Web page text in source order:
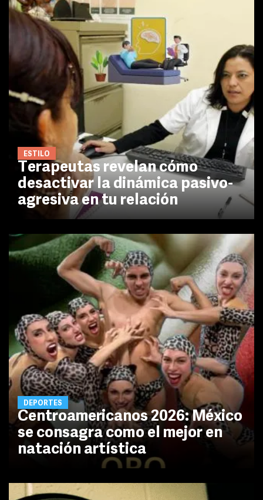
ESTILO
Terapeutas revelan cómo
desactivar la dinámica pasivo-
agresiva en tu relación
DEPORTES
Centroamericanos 2026: México
se consagra como el mejor en
natación artística